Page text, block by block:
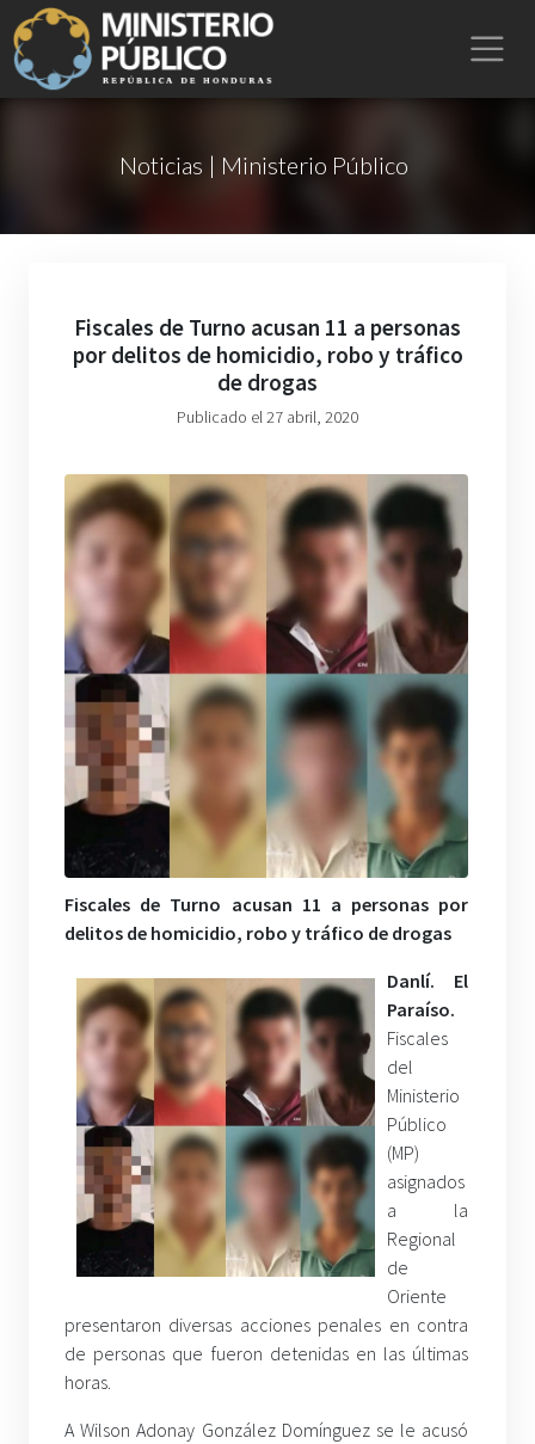
Noticias | Ministerio Público
Fiscales de Turno acusan 11 a personas
por delitos de homicidio, robo y tráfico
de drogas
Publicado el 27 abril, 2020
Fiscales de Turno acusan 11 a personas por
delitos de homicidio, robo y tráfico de drogas
Danlí. El
Paraíso.
Fiscales
del
Ministerio
Público
(MP)
asignados
a la
Regional
de
Oriente
presentaron diversas acciones penales en contra
de personas que fueron detenidas en las últimas
horas.
A Wilson Adonay González Domínguez se le acusó